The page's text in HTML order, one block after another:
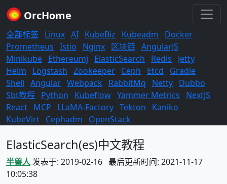
OrcHome
全部标签 Linux AI KubeBiz Kubeadm
Docker
Prometheus Istio Nginx 区块链 AngularJS
Minikube Ethereumj ElasticSearch Redis
Jetty
Helm
Logstash Zookeeper Ceph Etcd
Gradle
Shell Angular Webpack RabbitMq Netty Dubbo
Sbt教程
Python Kubeflow Yammer Metrics
NextJS
React MCP LLaMA-Factory Tekton
Kaniko
KubeVirt Cephadm OpenStack
ElasticSearch(es)中文教程
半兽人发表于: 2019-02-16 最后更新时间: 2021-11-17
10:05:38